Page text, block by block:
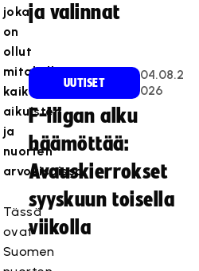
joka
on
ollut
mitaleilla
kaikissa
aikuisten
ja
nuorten
arvokisoissa.
Tässä
ovat
Suomen
ja valinnat
UUTISET
04.08.2
026
F-liigan alku
häämöttää:
Avauskierrokset
syyskuun toisella
viikolla